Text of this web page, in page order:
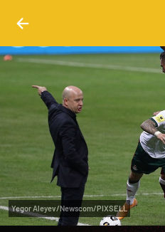
Yegor Aleyev/Newscom/PIXSELL